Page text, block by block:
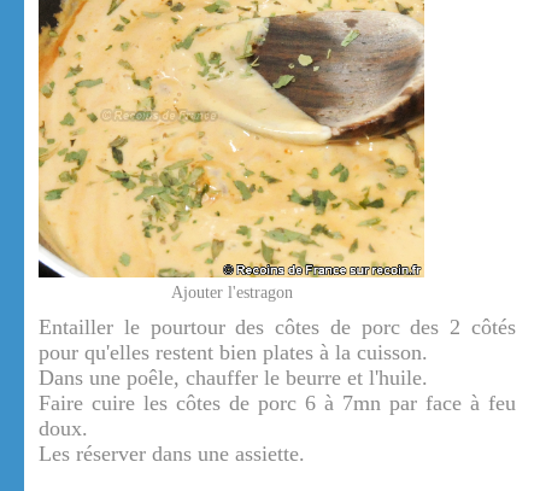
Ajouter l'estragon
Entailler le pourtour des côtes de porc des 2 côtés
pour qu'elles restent bien plates à la cuisson.
Dans une poêle, chauffer le beurre et l'huile.
Faire cuire les côtes de porc 6 à 7mn par face à feu
doux.
Les réserver dans une assiette.